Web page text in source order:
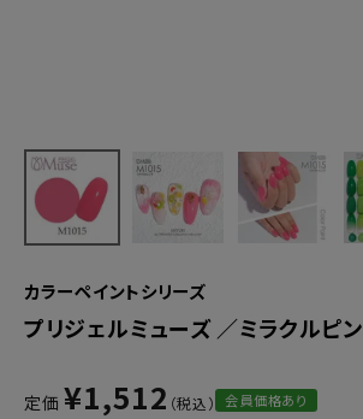
カラーペイントシリーズ
プリジェルミューズ ／ミラクルピ
定価 ¥1,512 会員価格あり